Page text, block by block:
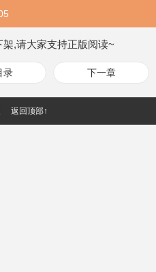
,请大家支持正版阅读~
录 下一章
返回顶部↑